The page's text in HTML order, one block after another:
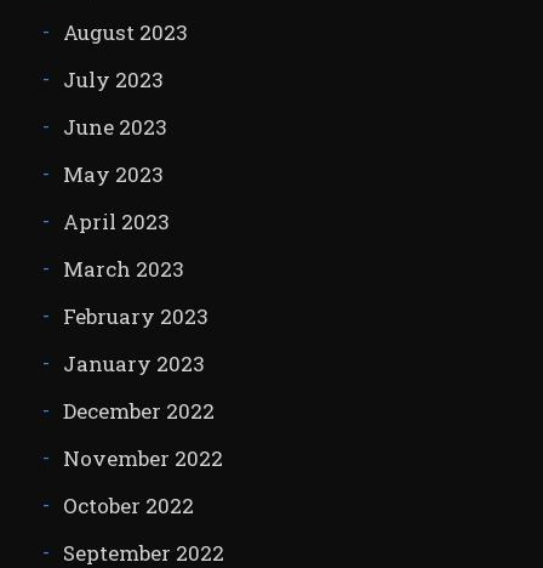
August 2023
July 2023
June 2023
May 2023
April 2023
March 2023
February 2023
January 2023
December 2022
November 2022
October 2022
September 2022